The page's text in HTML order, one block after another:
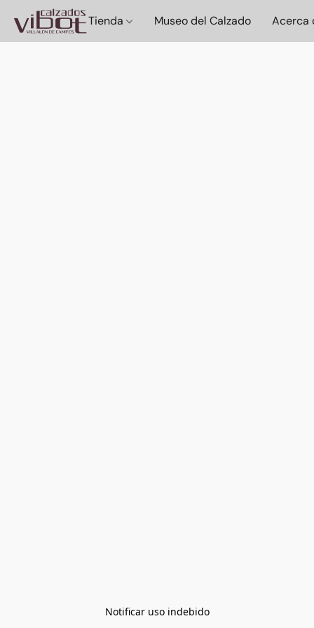
Tienda Museo del Calzado Acerca
Notificar uso indebido